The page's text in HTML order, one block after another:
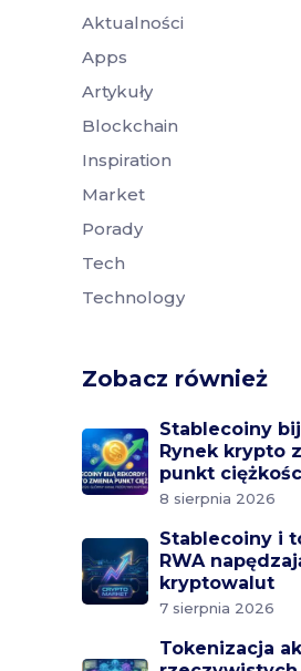
Aktualności
Apps
Artykuły
Blockchain
Inspiration
Market
Porady
Tech
Technology
Zobacz również
Stablecoiny
Rynek krypto
punkt
8 sierpnia 2026
Stablecoiny i
RWA
kryptowalut
7 sierpnia 2026
Tokenizacja